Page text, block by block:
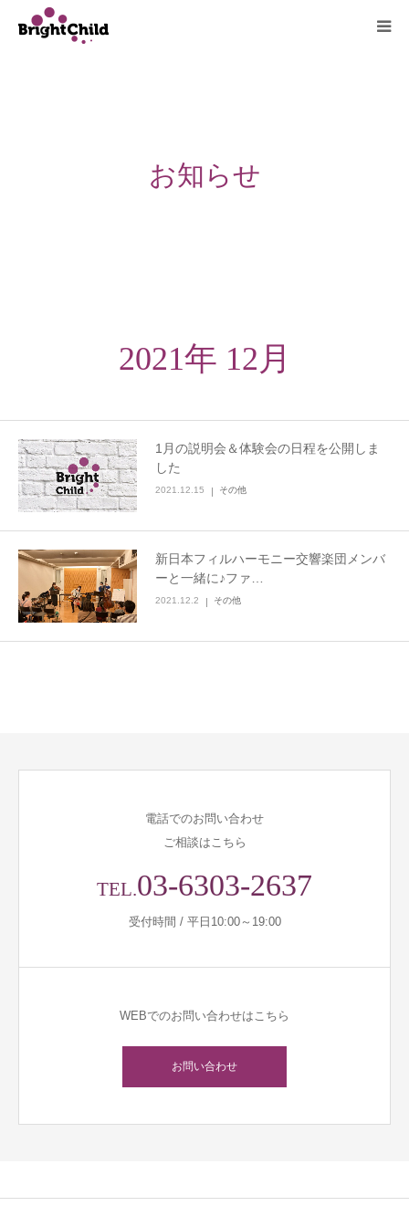
お知らせ
2021年 12月
1月の説明会＆体験会の日程を公開しま
した
2021.12.15 その他
新日本フィルハーモニー交響楽団メンバ
ーと一緒に♪ファ…
2021.12.2 その他
電話でのお問い合わせ
ご相談はこちら
TEL.03-6303-2637
受付時間 / 平日10:00～19:00
WEBでのお問い合わせはこちら
お問い合わせ